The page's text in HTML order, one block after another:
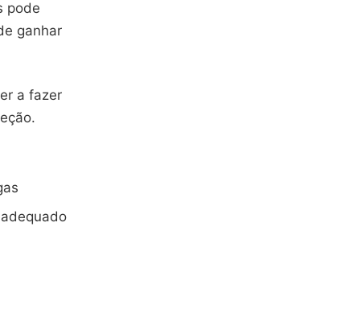
pode
ganhar
a fazer